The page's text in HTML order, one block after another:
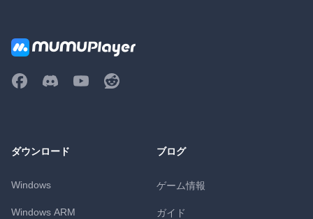
ダウンロード
Windows
Windows ARM
ブログ
ゲーム情報
ガイド